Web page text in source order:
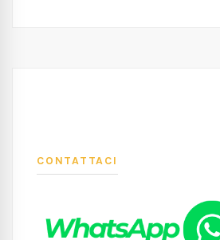
CONTATTACI